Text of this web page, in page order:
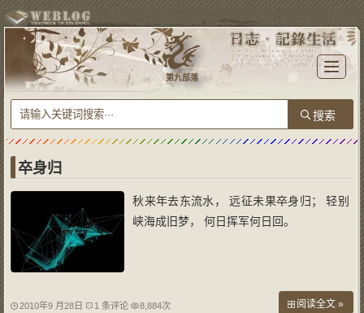
T
o
l
e
n
i
n
第九部落
卒身归
秋来年去东流水， 远征未果卒身归； 轻别
峡海成旧梦， 何日挥军何日回。
2010年9 月28日 1 条评论 8,884次 阅读全文 »